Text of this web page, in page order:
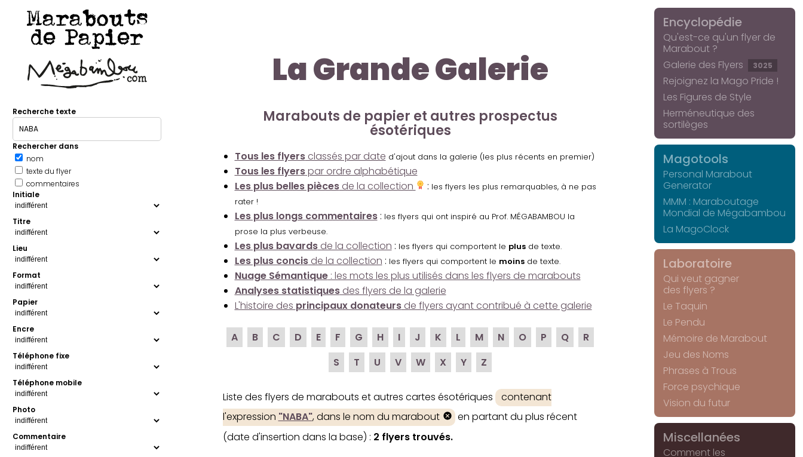
Marabouts
de Papier
Recherche texte
Rechercher dans
nom
texte du flyer
commentaires
Initiale
Titre
Lieu
Format
Papier
Encre
Téléphone fixe
Téléphone mobile
Photo
Commentaire
La Grande Galerie
Marabouts de papier et autres prospectus
ésotériques
Tous les flyersclassés par date d'ajout dans la galerie (les plus récents en premier)
Tous les flyerspar ordre alphabétique
Les plus belles piècesde la collection : les flyers les plus remarquables, à ne pas
rater !
Les plus longs commentaires: les flyers qui ont inspiré au Prof. MÉGABAMBOU la
prose la plus verbeuse.
Les plus bavardsde la collection : les flyers qui comportent le plusde texte.
Les plus concisde la collection : les flyers qui comportent le moinsde texte.
Nuage Sémantique: les mots les plus utilisés dans les flyers de marabouts
Analyses statistiquesdes flyers de la galerie
L'histoire des principaux donateursde flyers ayant contribué à cette galerie
A B C D E F G H I J K L M N O P Q
R
S
T U V W X Y Z
Liste des flyers de marabouts et autres cartes ésotériques
contenant
l'expression "NABA", dans le nom du marabout
en partant du plus récent
(date d'insertion dans la base) : 2 flyers trouvés.
Encyclopédie
Qu'est-ce qu'un flyer de
Marabout ?
Galerie des Flyers
3025
Rejoignez la Mago Pride !
Les Figures de Style
Herméneutique des
sortilèges
Magotools
Personal Marabout
Generator
MMM : Maraboutage
Mondial de Mégabambou
La MagoClock
Laboratoire
Qui veut gagner
des flyers ?
Le Taquin
Le Pendu
Mémoire de Marabout
Jeu des Noms
Phrases à Trous
Force psychique
Vision du futur
Miscellanées
Comment les